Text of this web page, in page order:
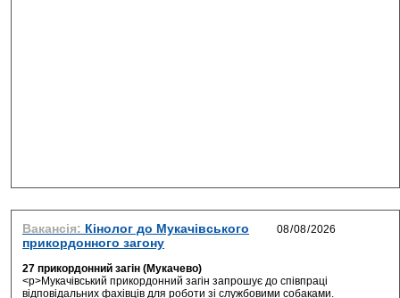
Вакансія: Кінолог до Мукачівського
прикордонного загону
27 прикордонний загін (Мукачево)
<p>Мукачівський прикордонний загін запрошує до співпраці
відповідальних фахівців для роботи зі службовими собаками.